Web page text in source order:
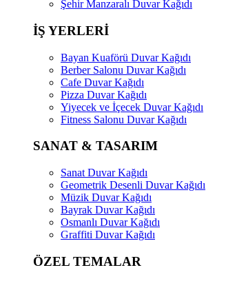
Şehir Manzaralı Duvar Kağıdı
İŞ YERLERİ
Bayan Kuaförü Duvar Kağıdı
Berber Salonu Duvar Kağıdı
Cafe Duvar Kağıdı
Pizza Duvar Kağıdı
Yiyecek ve İçecek Duvar Kağıdı
Fitness Salonu Duvar Kağıdı
SANAT & TASARIM
Sanat Duvar Kağıdı
Geometrik Desenli Duvar Kağıdı
Müzik Duvar Kağıdı
Bayrak Duvar Kağıdı
Osmanlı Duvar Kağıdı
Graffiti Duvar Kağıdı
ÖZEL TEMALAR